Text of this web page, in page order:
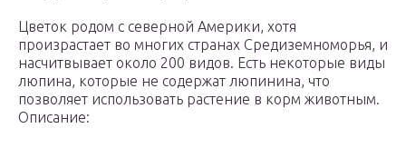
Цветок родом с северной Америки, хотя
произрастает во многих странах Средиземноморья, и
насчитвывает около 200 видов. Есть некоторые виды
люпина, которые не содержат люпинина, что
позволяет использовать растение в корм животным.
Описание: